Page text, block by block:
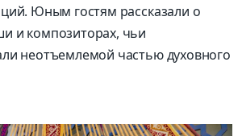
Юным гостям рассказали о
и композиторах, чьи
неотъемлемой частью духовного